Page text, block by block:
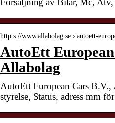
Försäljning av Bilar, Mc,
http s://www.allabolag.se › autoett-
AutoEtt
Allabolag
AutoEtt European Cars
styrelse, Status, adress mm